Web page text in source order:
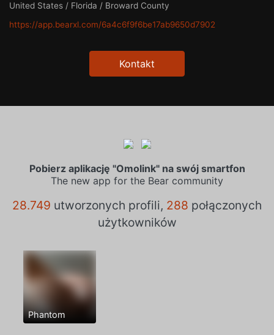
United States / Florida / Broward County
https://app.bearxl.com/6a4c6f9f6be17ab9650d7902
Kontakt
Pobierz aplikację "Omolink" na swój smartfon
The new app for the Bear community
28.749 utworzonych profili, 288 połączonych
użytkowników
Phantom